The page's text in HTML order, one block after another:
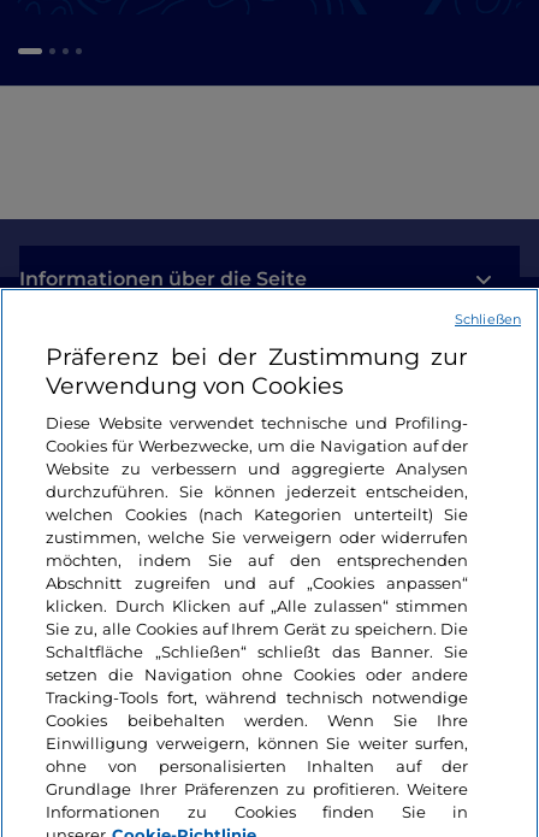
Informationen über die Seite
Nützliche Links
Login
Bleiben wir in Kontakt
Präferenz bei der Zustimmung zur
Verwendung von Cookies
Diese Website verwendet technische und Profiling-
Cookies für Werbezwecke, um die Navigation auf der
Website zu verbessern und aggregierte Analysen
durchzuführen. Sie können jederzeit entscheiden,
welchen Cookies (nach Kategorien unterteilt) Sie
zustimmen, welche Sie verweigern oder widerrufen
möchten, indem Sie auf den entsprechenden
Abschnitt zugreifen und auf „Cookies anpassen“
klicken. Durch Klicken auf „Alle zulassen“ stimmen
Sie zu, alle Cookies auf Ihrem Gerät zu speichern. Die
Schaltfläche „Schließen“ schließt das Banner. Sie
setzen die Navigation ohne Cookies oder andere
Tracking-Tools fort, während technisch notwendige
Cookies beibehalten werden. Wenn Sie Ihre
Einwilligung verweigern, können Sie weiter surfen,
ohne von personalisierten Inhalten auf der
Grundlage Ihrer Präferenzen zu profitieren. Weitere
Informationen zu Cookies finden Sie in
Schließen